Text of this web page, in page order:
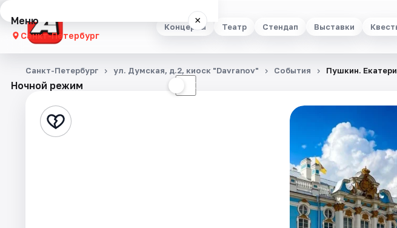
Концерты Театр Стендап Выставки
Меню ×
Санкт-Петербург
Концерты
Стендап
Ночной режим ☾
Санкт-Петербург ул. Думская, д.2, киоск "Davranov" События Пушкин.